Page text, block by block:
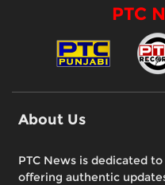
PTC
About Us
PTC News is dedicated
offering authentic